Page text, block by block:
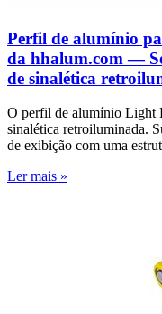
Perfil de alumínio
da hhalum.com —
de sinalética
O perfil de alumínio Light
sinalética retroiluminada.
de exibição com uma
Ler mais »